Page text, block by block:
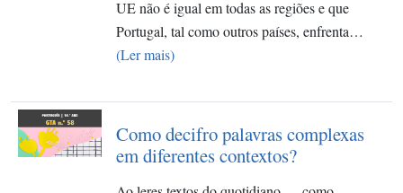
UE não é igual em todas as regiões e que
Portugal, tal como outros países, enfrenta…
(Ler mais)
Como decifro palavras complexas
em diferentes contextos?